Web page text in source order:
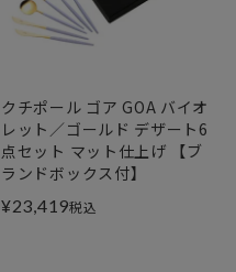
クチポール ゴア GOA バイオ
レット／ゴールド デザート6
点セット マット仕上げ 【ブ
ランドボックス付】
¥23,419税込